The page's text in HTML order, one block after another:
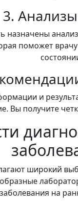
3.
назначены
поможет
и
Вы получите
широкий
заболевания на